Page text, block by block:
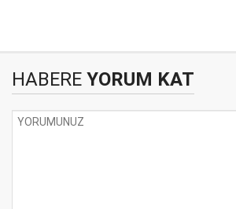
HABERE YORUM KAT